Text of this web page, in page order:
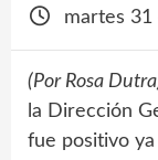
martes
(Por Rosa
la Dirección
fue positivo